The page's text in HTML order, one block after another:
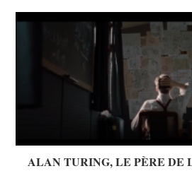
ALAN TURING, LE PÈRE DE